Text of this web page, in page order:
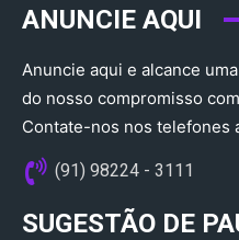
ANUNCIE AQUI
Anuncie aqui e alcance
do nosso compromisso
Contate-nos nos telefones
(91) 98224 - 3111
SUGESTÃO DE